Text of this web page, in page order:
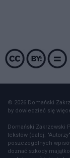
© 2026 Domański
by dowiedzieć się
Domański Zakrzewski
tekstów (dalej:
poszczególnych
doznać szkody